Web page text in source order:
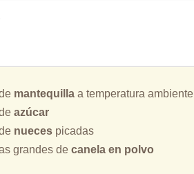
mantequilla a temperatura ambiente
azúcar
nueces picadas
grandes de canela en polvo